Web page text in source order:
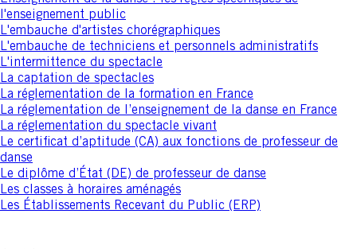
l'enseignement public
L'embauche d'artistes chorégraphiques
L'embauche de techniciens et personnels administratifs
L'intermittence du spectacle
La captation de spectacles
La réglementation de la formation en France
La réglementation de l’enseignement de la danse en France
La réglementation du spectacle vivant
Le certificat d’aptitude (CA) aux fonctions de professeur de
danse
Le diplôme d’État (DE) de professeur de danse
Les classes à horaires aménagés
Les Établissements Recevant du Public (ERP)